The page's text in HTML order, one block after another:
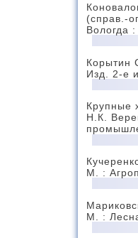
(справ.-
Вологда
Корытин
Изд. 2-е
Крупные
Н.К.
М. :
М. :